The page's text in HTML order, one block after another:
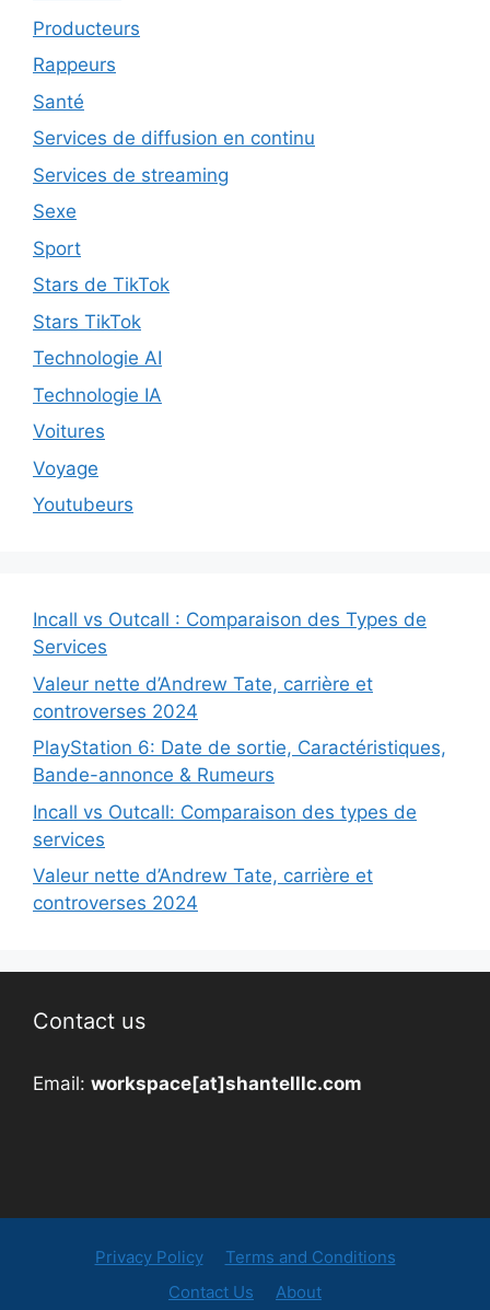
Producteurs
Rappeurs
Santé
Services de diffusion en continu
Services de streaming
Sexe
Sport
Stars de TikTok
Stars TikTok
Technologie AI
Technologie IA
Voitures
Voyage
Youtubeurs
Incall vs Outcall : Comparaison des Types de
Services
Valeur nette d’Andrew Tate, carrière et
controverses 2024
PlayStation 6: Date de sortie, Caractéristiques,
Bande-annonce & Rumeurs
Incall vs Outcall: Comparaison des types de
services
Valeur nette d’Andrew Tate, carrière et
controverses 2024
Contact us
Email: workspace[at]shantelllc.com
Privacy Policy
Terms and Conditions
Contact Us
About